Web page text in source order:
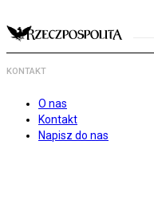
KONTAKT
O nas
Kontakt
Napisz do nas